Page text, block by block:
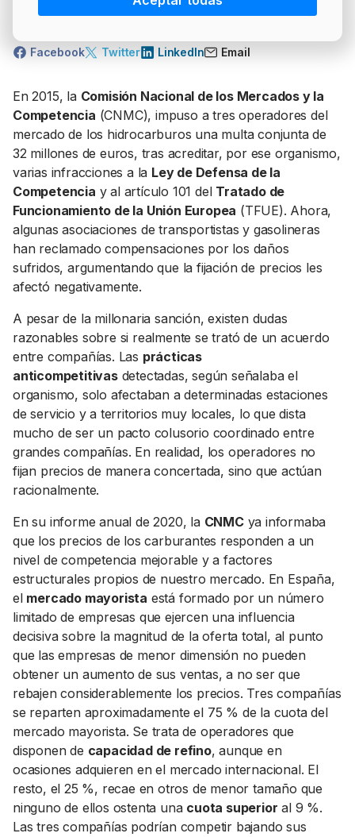
Facebook
Twitter LinkedIn Email
En 2015, la Comisión Nacional de los Mercados y la
Competencia (CNMC), impuso a tres operadores del
mercado de los hidrocarburos una multa conjunta de
32 millones de euros, tras acreditar, por ese organismo,
varias infracciones a la Ley de Defensa de la
Competencia y al artículo 101 del Tratado de
Funcionamiento de la Unión Europea (TFUE). Ahora,
algunas asociaciones de transportistas y gasolineras
han reclamado compensaciones por los daños
sufridos, argumentando que la fijación de precios les
afectó negativamente.
A pesar de la millonaria sanción, existen dudas
razonables sobre si realmente se trató de un acuerdo
entre compañías. Las prácticas
anticompetitivasdetectadas, según señalaba el
organismo, solo afectaban a determinadas estaciones
de servicio y a territorios muy locales, lo que dista
mucho de ser un pacto colusorio coordinado entre
grandes compañías. En realidad, los operadores no
fijan precios de manera concertada, sino que actúan
racionalmente.
En su informe anual de 2020, la CNMCya informaba
que los precios de los carburantes responden a un
nivel de competencia mejorable y a factores
estructurales propios de nuestro mercado. En España,
el mercado mayorista está formado por un número
limitado de empresas que ejercen una influencia
decisiva sobre la magnitud de la oferta total, al punto
que las empresas de menor dimensión no pueden
obtener un aumento de sus ventas, a no ser que
rebajen considerablemente los precios. Tres compañías
se reparten aproximadamente el 75 % de la cuota del
mercado mayorista. Se trata de operadores que
disponen de capacidad de refino, aunque en
ocasiones adquieren en el mercado internacional. El
resto, el 25 %, recae en otros de menor tamaño que
ninguno de ellos ostenta una cuota superior al 9 %.
Las tres compañías podrían competir bajando sus
NEWSLETTER
TABLÓN Y MARKETPLACE
MAKETPLACES
GSO AGRÍCOLA
MOD. 511
EXISTENCIAS
MOD. 500-503
MODELO 319
LÍDERES EQUIPAMIENTOS Y SERVICIOS SECTOR